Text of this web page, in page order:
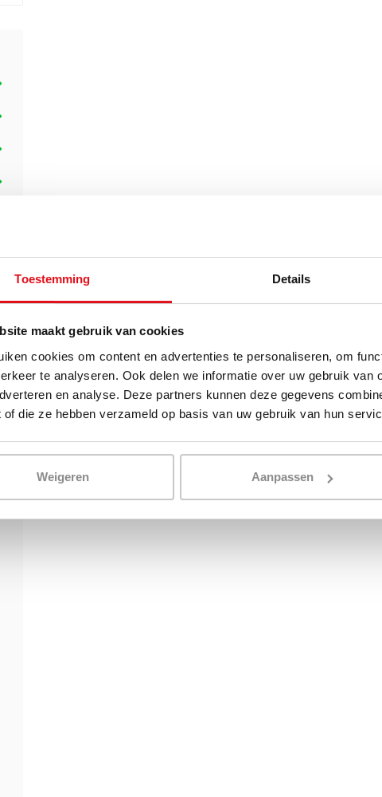
Toestemming Details
maakt gebruik van cookies
cookies om content en advertenties te personaliseren, om
te analyseren. Ook delen we informatie over uw gebruik van
en analyse. Deze partners kunnen deze gegevens
of die ze hebben verzameld op basis van uw gebruik van hun
Weigeren Aanpassen